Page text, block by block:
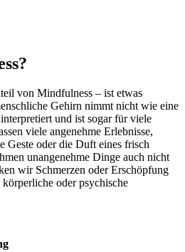
von Mindfulness – ist etwas
Gehirn nimmt nicht wie eine
und ist sogar für viele
viele angenehme Erlebnisse,
Geste oder die Duft eines frisch
unangenehme Dinge auch nicht
wir Schmerzen oder Erschöpfung
oder psychische